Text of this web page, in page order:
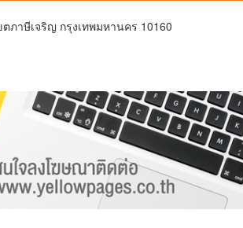
าษีเจริญ กรุงเทพมหานคร 10160